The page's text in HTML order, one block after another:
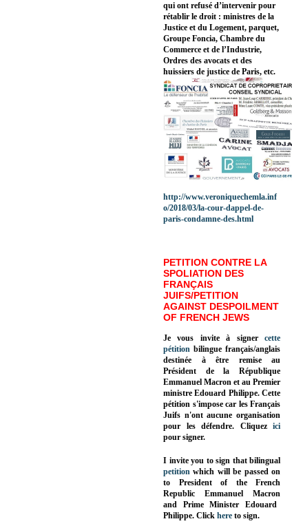
qui ont refusé d’intervenir pour
rétablir le droit : ministres de la
Justice et du Logement, parquet,
Groupe Foncia, Chambre du
Commerce et de l’Industrie,
Ordres des avocats et des
huissiers de justice de Paris, etc.
http://www.veroniquechemla.inf
o/2018/03/la-cour-dappel-de-
paris-condamne-des.html
PETITION CONTRE LA
SPOLIATION DES
FRANÇAIS
JUIFS/PETITION
AGAINST DESPOILMENT
OF FRENCH JEWS
Je vous invite à signer cette
pétition bilingue français/anglais
destinée à être remise au
Président de la République
Emmanuel Macron et au Premier
ministre Edouard Philippe. Cette
pétition s'impose car les Français
Juifs n'ont aucune organisation
pour les défendre. Cliquez
ici
pour signer.
I invite you to sign that bilingual
petition which will be passed on
to President of the French
Republic Emmanuel Macron
and Prime Minister Edouard
Philippe. Click here to sign.